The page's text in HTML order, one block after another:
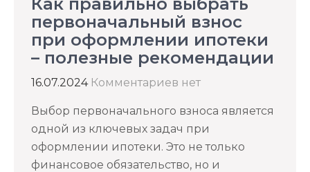
первоначальный взнос
при оформлении ипотеки
– полезные рекомендации
16.07.2024 Комментариев нет
Выбор первоначального взноса является
одной из ключевых задач при
оформлении ипотеки. Это не только
финансовое обязательство, но и